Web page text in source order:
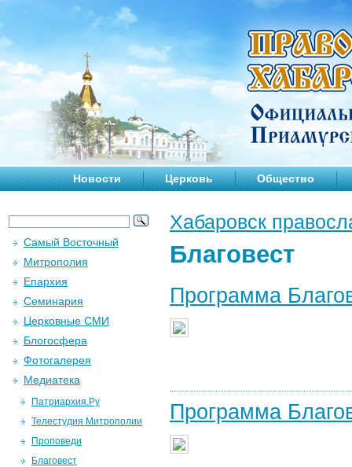
Новости Церковь Общество
Хабаровск
Благовест
Программа
Программа
Самый Восточный
Митрополия
Епархия
Семинария
Церковные СМИ
Блогосфера
Фотогалерея
Медиатека
Патриархия.Ру
Телестудия Митрополии
Проповеди
Благовест